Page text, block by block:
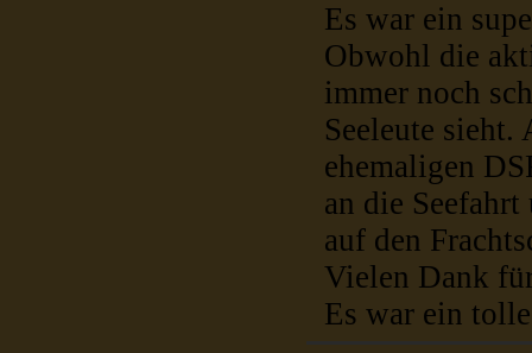
Es war ein
Obwohl die
immer noch
Seeleute sieht.
ehemaligen
an die
auf den
Vielen Dank
Es war ein